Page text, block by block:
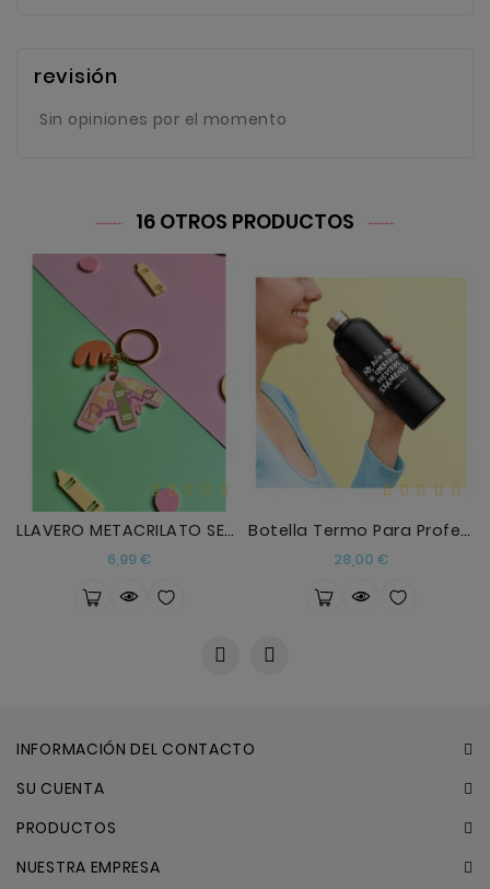
revisión
Sin opiniones por el momento
16 OTROS PRODUCTOS
LLAVERO METACRILATO SEÑO
6,99 €Precio
Botella Termo Para Profesores Sipecusa
28,00 €Precio
INFORMACIÓN DEL CONTACTO
SU CUENTA
PRODUCTOS
NUESTRA EMPRESA